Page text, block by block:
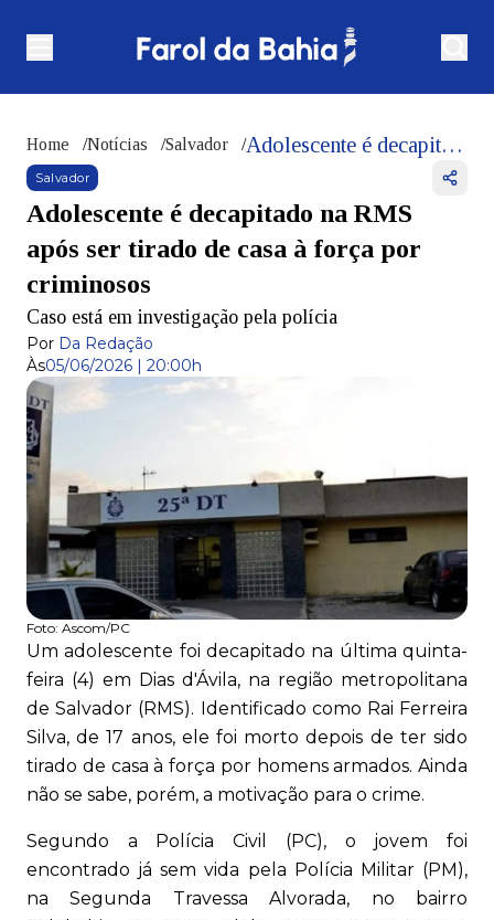
Home /Notícias /Salvador / Adolescente é decapitado na RMS após ser tirado de casa à força por criminosos
Salvador
Adolescente é decapitado na RMS
após ser tirado de casa à força por
criminosos
Caso está em investigação pela polícia
Por Da Redação
Às05/06/2026 | 20:00h
Foto: Ascom/PC
Um adolescente foi decapitado na última quinta-
feira (4) em Dias d'Ávila, na região metropolitana
de Salvador (RMS). Identificado como Rai Ferreira
Silva, de 17 anos, ele foi morto depois de ter sido
tirado de casa à força por homens armados. Ainda
não se sabe, porém, a motivação para o crime.
Segundo a Polícia Civil (PC), o jovem foi
encontrado já sem vida pela Polícia Militar (PM),
na Segunda Travessa Alvorada, no bairro